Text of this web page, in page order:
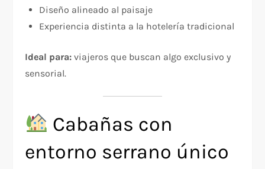
Diseño alineado al paisaje
Experiencia distinta a la hotelería tradicional
Ideal para: viajeros que buscan algo exclusivo y
sensorial.
Cabañas con
entorno serrano único